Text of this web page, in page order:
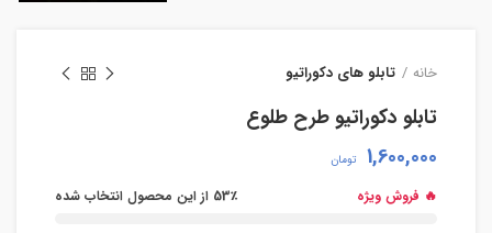
خانه تابلو های دکوراتیو
تابلو دکوراتیو طرح طلوع
1,600,000
تومان
🔥 فروش ویژه 53٪ از این محصول انتخاب شده